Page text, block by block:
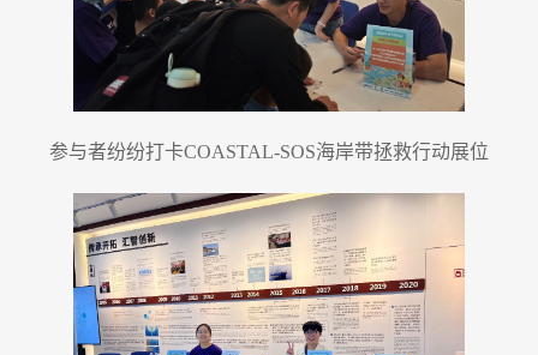
参与者纷纷打卡COASTAL-SOS海岸带拯救行动展位